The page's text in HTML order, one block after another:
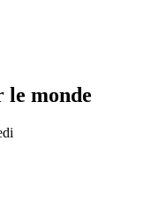
le monde